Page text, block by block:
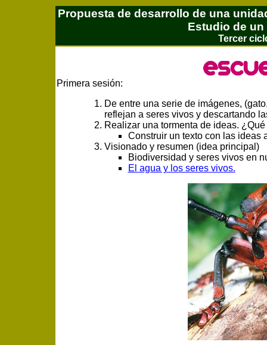
Propuesta de desarrollo de una
Estudio de
Tercer
Primera sesión:
De entre una serie de imágenes,
reflejan a seres vivos y descartando
Realizar una tormenta de ideas.
Construir un texto con las ideas
Visionado y resumen (idea principal)
Biodiversidad y seres vivos en
El agua y los seres vivos.